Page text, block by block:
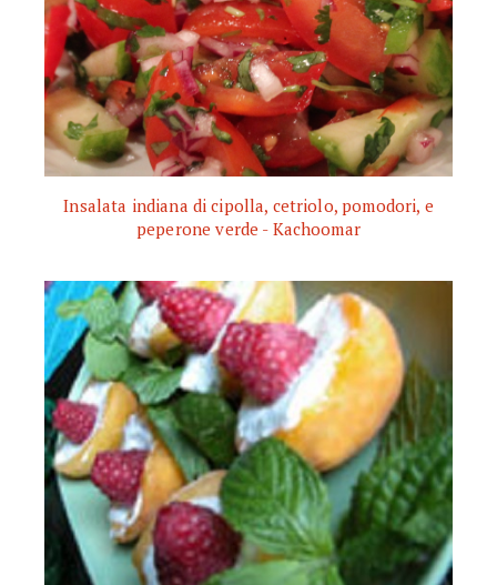
Insalata indiana di cipolla, cetriolo, pomodori, e
peperone verde - Kachoomar